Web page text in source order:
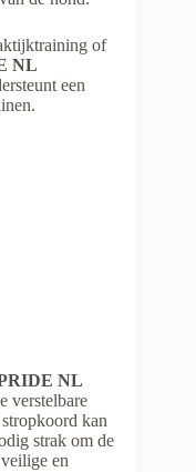
of
NL
een
NL
verstelbare
kan
strak om de
en